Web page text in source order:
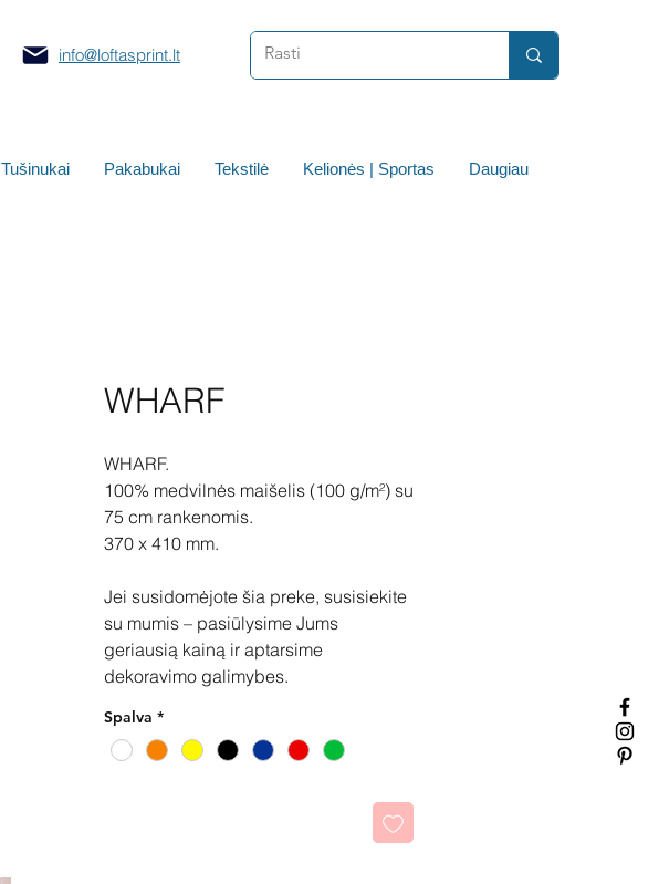
info@loftasprint.lt
Tušinukai Pakabukai Tekstilė Kelionės | Sportas Daugiau
WHARF
WHARF.
100% medvilnės maišelis (100 g/m²) su
75 cm rankenomis.
370 x 410 mm.
Jei susidomėjote šia preke, susisiekite
su mumis – pasiūlysime Jums
geriausią kainą ir aptarsime
dekoravimo galimybes.
Spalva *